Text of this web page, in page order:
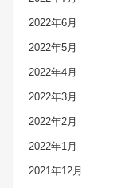
2022年6月
2022年5月
2022年4月
2022年3月
2022年2月
2022年1月
2021年12月